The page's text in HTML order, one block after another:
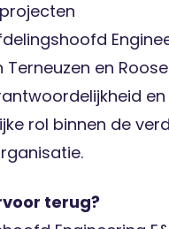
Terneuzen en
rol binnen de
terug?